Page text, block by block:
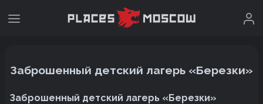
Заброшенный детский лагерь «Березки»
Заброшенный детский лагерь «Березки»